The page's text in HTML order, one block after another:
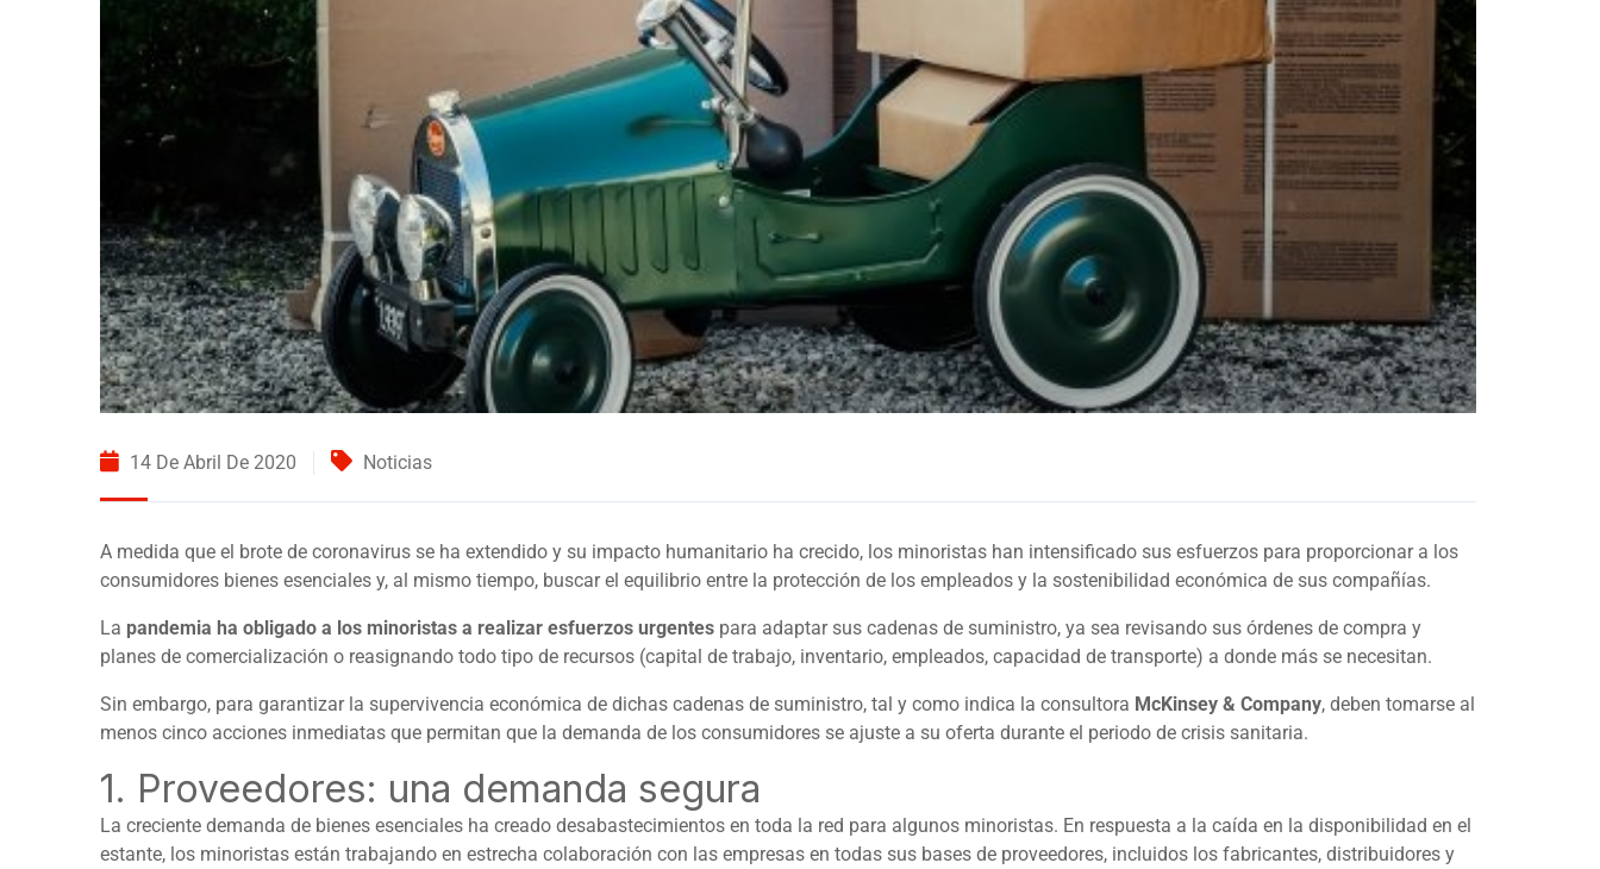
14 De Abril De 2020 Noticias
A medida que el brote de coronavirus se ha extendido y su impacto humanitario ha crecido, los minoristas han intensificado sus esfuerzos para proporcionar a los
consumidores bienes esenciales y, al mismo tiempo, buscar el equilibrio entre la protección de los empleados y la sostenibilidad económica de sus compañías.
La pandemia ha obligado a los minoristas a realizar esfuerzos urgentes para adaptar sus cadenas de suministro, ya sea revisando sus órdenes de compra y
planes de comercialización o reasignando todo tipo de recursos (capital de trabajo, inventario, empleados, capacidad de transporte) a donde más se necesitan.
Sin embargo, para garantizar la supervivencia económica de dichas cadenas de suministro, tal y como indica la consultora McKinsey & Company, deben tomarse al
menos cinco acciones inmediatas que permitan que la demanda de los consumidores se ajuste a su oferta durante el periodo de crisis sanitaria.
1. Proveedores: una demanda segura
La creciente demanda de bienes esenciales ha creado desabastecimientos en toda la red para algunos minoristas. En respuesta a la caída en la disponibilidad en el
estante, los minoristas están trabajando en estrecha colaboración con las empresas en todas sus bases de proveedores, incluidos los fabricantes, distribuidores y